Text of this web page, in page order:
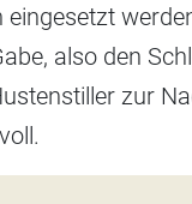
eingesetzt
also den
zur